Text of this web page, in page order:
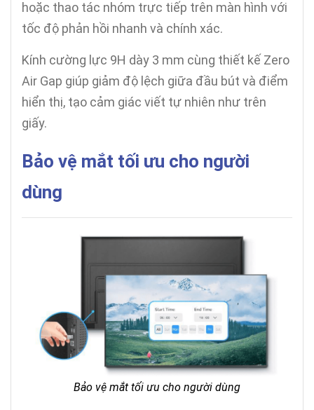
hoặc thao tác nhóm trực tiếp trên màn hình với
tốc độ phản hồi nhanh và chính xác.
Kính cường lực 9H dày 3 mm cùng thiết kế Zero
Air Gap giúp giảm độ lệch giữa đầu bút và điểm
hiển thị, tạo cảm giác viết tự nhiên như trên
giấy.
Bảo vệ mắt tối ưu cho người
dùng
Bảo vệ mắt tối ưu cho người dùng